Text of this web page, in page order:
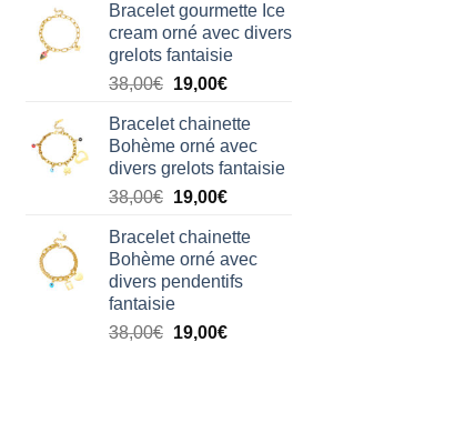
initial
était :
38,00€.
actuel
est :
19,00€.
Bracelet gourmette Ice
cream orné avec divers
grelots fantaisie
38,00€ Le
initial
était :
38,00€.
19,00€Le
actuel
est :
19,00€.
Bracelet chainette
Bohème orné avec
divers grelots fantaisie
38,00€ Le
initial
était :
38,00€.
19,00€Le
actuel
est :
19,00€.
Bracelet chainette
Bohème orné avec
divers pendentifs
fantaisie
38,00€ Le
19,00€Le